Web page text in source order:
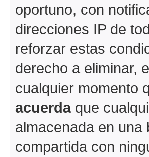
oportuno, con
direcciones IP de
reforzar estas
derecho a eliminar,
cualquier momento
acuerdaque
almacenada en
compartida con